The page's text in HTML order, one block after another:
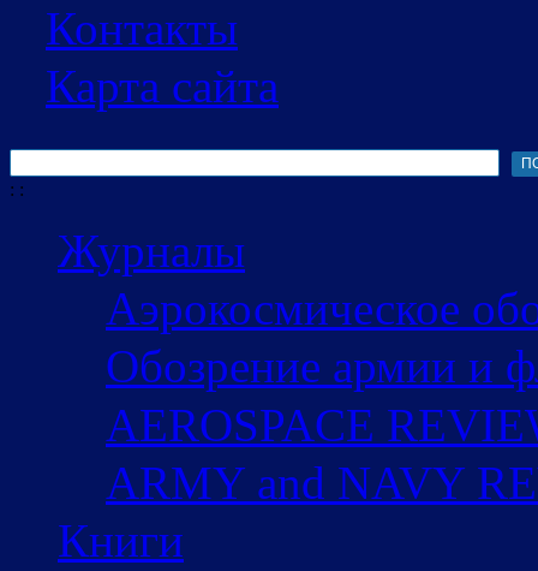
Контакты
Карта сайта
: :
Журналы
Аэрокосмическое
Обозрение армии и
AEROSPACE
ARMY and NAVY
Книги